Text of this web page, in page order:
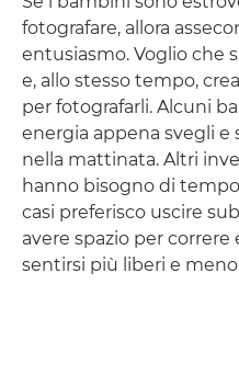
fotografare, allora
entusiasmo. Voglio che
e, allo stesso tempo,
per fotografarli. Alcuni
energia appena svegli e
nella mattinata. Altri
hanno bisogno di
casi preferisco uscire
avere spazio per correre
sentirsi più liberi e